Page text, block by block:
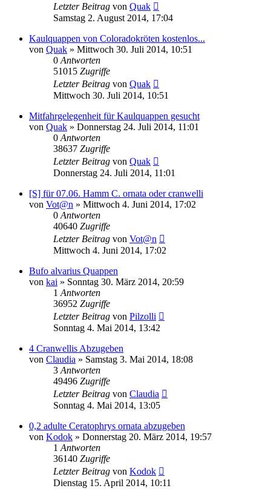
Letzter Beitrag von Quak
Samstag 2. August 2014, 17:04
Kaulquappen von Coloradokröten kostenlos...
von Quak » Mittwoch 30. Juli 2014, 10:51
0 Antworten
51015 Zugriffe
Letzter Beitrag von Quak
Mittwoch 30. Juli 2014, 10:51
Mitfahrgelegenheit für Kaulquappen gesucht
von Quak » Donnerstag 24. Juli 2014, 11:01
0 Antworten
38637 Zugriffe
Letzter Beitrag von Quak
Donnerstag 24. Juli 2014, 11:01
[S] für 07.06. Hamm C. ornata oder cranwelli
von Vot@n » Mittwoch 4. Juni 2014, 17:02
0 Antworten
40640 Zugriffe
Letzter Beitrag von Vot@n
Mittwoch 4. Juni 2014, 17:02
Bufo alvarius Quappen
von kai » Sonntag 30. März 2014, 20:59
1 Antworten
36952 Zugriffe
Letzter Beitrag von Pilzolli
Sonntag 4. Mai 2014, 13:42
4 Cranwellis Abzugeben
von Claudia » Samstag 3. Mai 2014, 18:08
3 Antworten
49496 Zugriffe
Letzter Beitrag von Claudia
Sonntag 4. Mai 2014, 13:05
0,2 adulte Ceratophrys ornata abzugeben
von Kodok » Donnerstag 20. März 2014, 19:57
1 Antworten
36140 Zugriffe
Letzter Beitrag von Kodok
Dienstag 15. April 2014, 10:11